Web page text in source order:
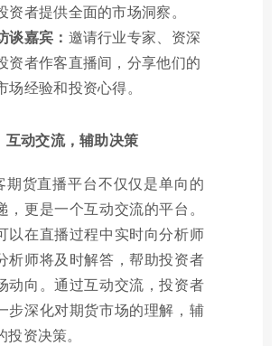
资者提供全面的市场洞察。
谈嘉宾： 邀请行业专家、资深
资者作客直播间，分享他们的
场经验和投资心得。
互动交流，辅助决策
期货直播平台不仅仅是单向的
，更是一个互动交流的平台。
以在直播过程中实时向分析师
析师将及时解答，帮助投资者
动向。通过互动交流，投资者
步深化对期货市场的理解，辅
资决策。